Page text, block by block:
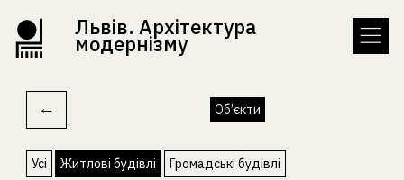
Львів. Архітектура
модернізму
← Об’єкти
Усі Житлові будівлі Громадські будівлі